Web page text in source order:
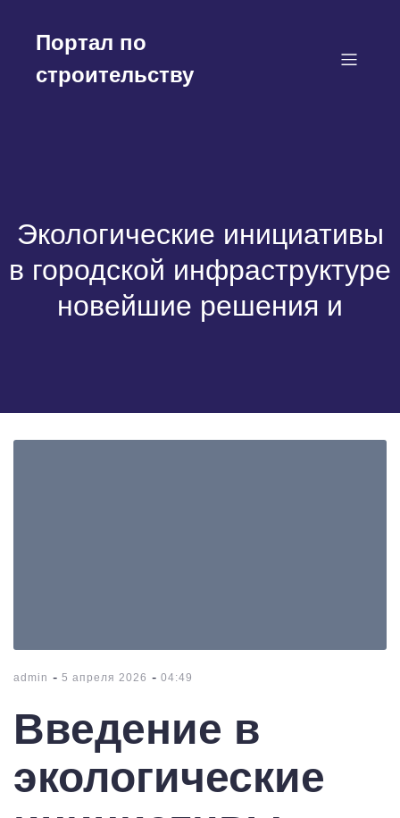
содержимому
Портал по
строительству
Экологические инициативы
в городской инфраструктуре
новейшие решения и
admin - 5 апреля 2026 - 04:49
Введение в
экологические